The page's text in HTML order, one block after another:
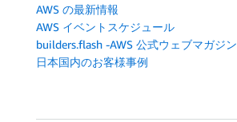
AWS の最新情報
AWS イベントスケジュール
builders.flash -AWS 公式ウェブマガジン
日本国内のお客様事例